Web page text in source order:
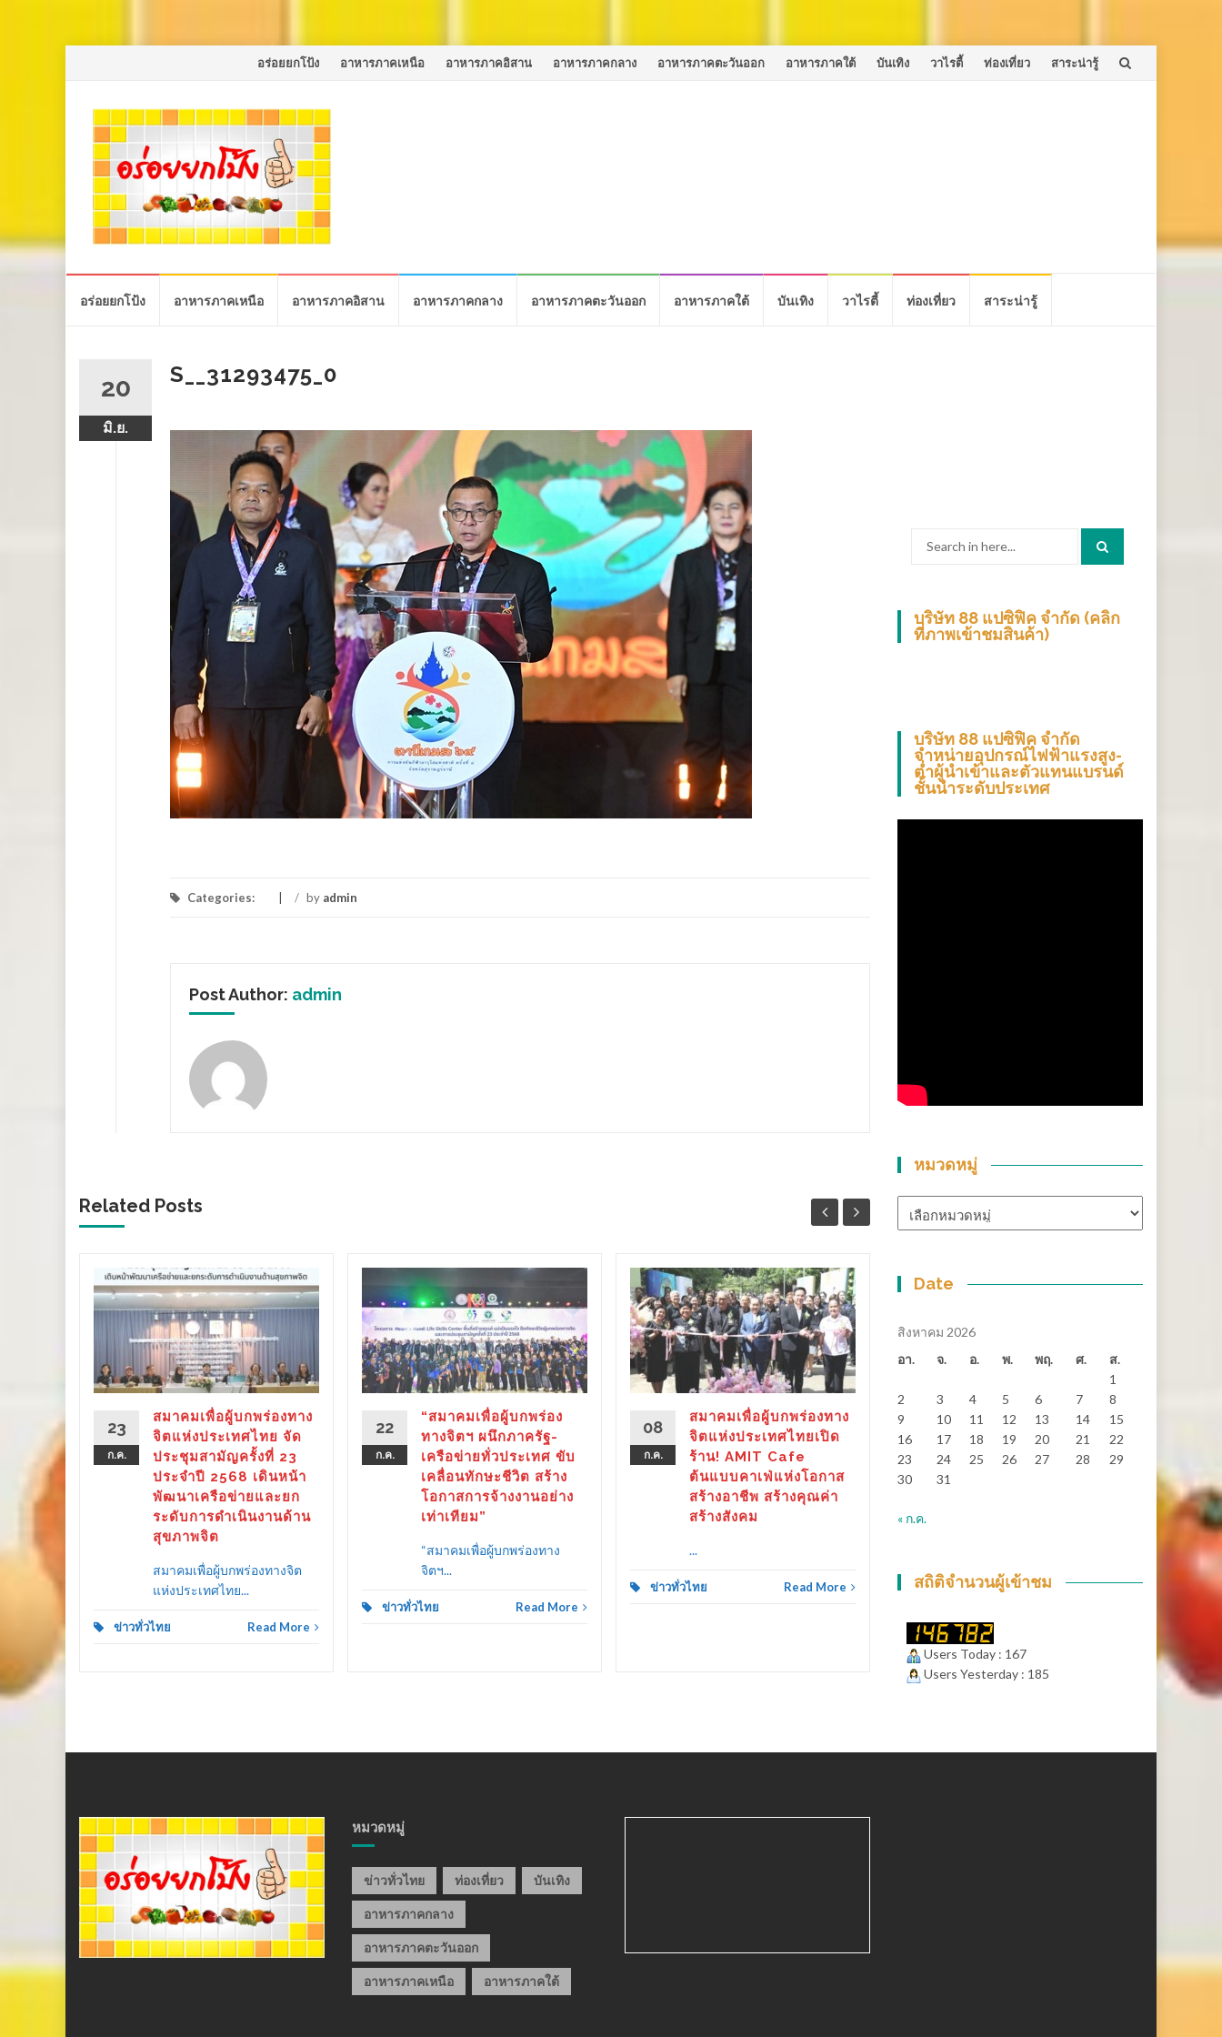
Skip
content
อร่อยยกโป้ง อาหารภาคเหนือ อาหารภาคอิสาน อาหารภาคกลาง อาหารภาคตะวันออก อาหารภาคใต้ บันเทิง วาไรตี้ ท่องเที่ยว สาระน่ารู้
อร่อยยกโป้ง อาหารภาคเหนือ อาหารภาคอิสาน อาหารภาคกลาง อาหารภาคตะวันออก อาหารภาคใต้ บันเทิง วาไรตี้ ท่องเที่ยว สาระน่ารู้
20
มิ.ย.
S__31293475_0
Categories: / by admin
Post Author: admin
Related Posts
23
ก.ค.
สมาคมเพื่อผู้บกพร่องทาง
จิตแห่งประเทศไทย จัด
ประชุมสามัญครั้งที่ 23
ประจำปี 2568 เดินหน้า
พัฒนาเครือข่ายและยก
ระดับการดำเนินงานด้าน
สุขภาพจิต
สมาคมเพื่อผู้บกพร่องทางจิต
แห่งประเทศไทย...
ข่าวทั่วไทย Read More
22
ก.ค.
“สมาคมเพื่อผู้บกพร่อง
ทางจิตฯ ผนึกภาครัฐ-
เครือข่ายทั่วประเทศ ขับ
เคลื่อนทักษะชีวิต สร้าง
โอกาสการจ้างงานอย่าง
เท่าเทียม”
“สมาคมเพื่อผู้บกพร่องทาง
จิตฯ...
ข่าวทั่วไทย Read More
08
ก.ค.
สมาคมเพื่อผู้บกพร่องทาง
จิตแห่งประเทศไทยเปิด
ร้าน! AMIT Cafe
ต้นแบบคาเฟ่แห่งโอกาส
สร้างอาชีพ สร้างคุณค่า
สร้างสังคม
...
ข่าวทั่วไทย Read More
มิ.ย.
เงินสะพัดกว่า 288 ล้าน
สุราษฎร์ธานี-“ตาปีเกมส์ 69”
ปิดฉากยิ่งใหญ่...
ข่าวทั่วไทย Read More
ข่าวทั่
บริษัท 88 แปซิฟิค จำกัด (คลิก
ที่ภาพเข้าชมสินค้า)
บริษัท 88 แปซิฟิค จำกัด
จำหน่ายอุปกรณ์ไฟฟ้าแรงสูง-
ต่ำผู้นำเข้าและตัวแทนแบรนด์
ชั้นนำระดับประเทศ
หมวดหมู่
หมู่
Date
สิงหาคม 2026
อา.
จ. อ. พ. พฤ. ศ.
ส.
1
2
3 4 5 6 7
8
9
10 11 12 13 14
15
16
17 18 19 20 21
22
23
24 25 26 27 28
29
30
31
« ก.ค.
สถิติจำนวนผู้เข้าชม
Users Today : 167
Users Yesterday : 185
หมวดหมู่
ข่าวทั่วไทย ท่องเที่ยว บันเทิง
อาหารภาคกลาง
อาหารภาคตะวันออก
อาหารภาคเหนือ อาหารภาคใต้